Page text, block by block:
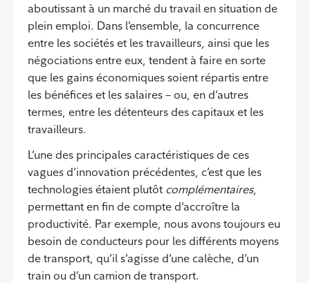
aboutissant à un marché du travail en situation de
plein emploi. Dans l’ensemble, la concurrence
entre les sociétés et les travailleurs, ainsi que les
négociations entre eux, tendent à faire en sorte
que les gains économiques soient répartis entre
les bénéfices et les salaires – ou, en d’autres
termes, entre les détenteurs des capitaux et les
travailleurs.
L’une des principales caractéristiques de ces
vagues d’innovation précédentes, c’est que les
technologies étaient plutôt complémentaires,
permettant en fin de compte d’accroître la
productivité. Par exemple, nous avons toujours eu
besoin de conducteurs pour les différents moyens
de transport, qu’il s’agisse d’une calèche, d’un
train ou d’un camion de transport.